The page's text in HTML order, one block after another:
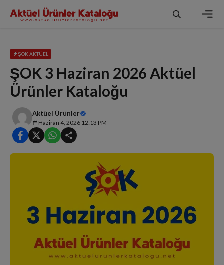
atla
ŞOK AKTÜEL
ŞOK 3 Haziran 2026 Aktüel
Ürünler Kataloğu
Aktüel Ürünler
Haziran 4, 2026 12:13 PM